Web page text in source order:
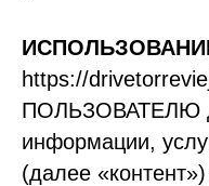
https://
ПОЛЬЗОВАТЕЛЮ
информации,
(далее